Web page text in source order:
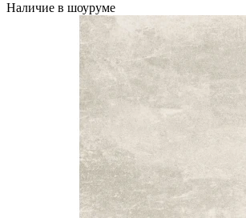
Наличие в шоуруме